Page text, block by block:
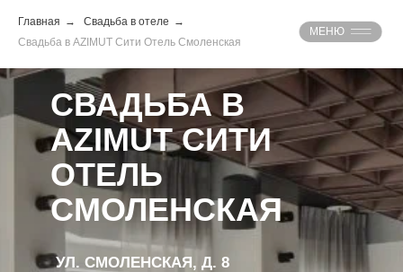
Главная → Свадьба в отеле →
Свадьба в AZIMUT Сити Отель Смоленская
УЛ. СМОЛЕНСКАЯ, Д. 8
СВАДЬБА В
AZIMUT СИТИ
ОТЕЛЬ
СМОЛЕНСКАЯ